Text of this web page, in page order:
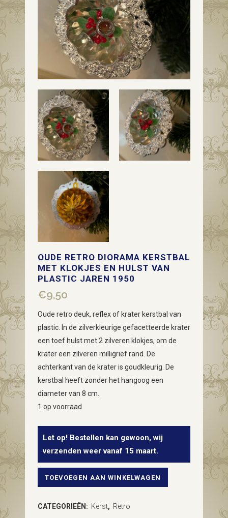
OUDE RETRO DIORAMA KERSTBAL
MET KLOKJES EN HULST VAN
PLASTIC JAREN 1950
€9,50
Oude retro deuk, reflex of krater kerstbal van
plastic. In de zilverkleurige gefacetteerde krater
een toef hulst met 2 zilveren klokjes, om de
krater een zilveren milligrief rand. De
achterkant van de krater is goudkleurig. De
kerstbal heeft zonder het hangoog een
diameter van 8 cm.
1 op voorraad
Let op! Bestellen kan gewoon, wij
verzenden weer vanaf 15 maart.
Oude
TOEVOEGEN AAN WINKELWAGEN
CATEGORIEËN: Kerst, Retro